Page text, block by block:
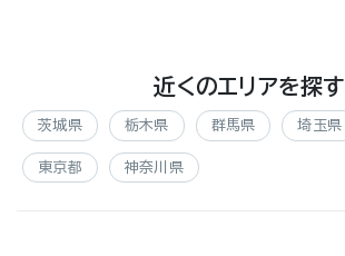
近くのエリアを探す
茨城県 栃木県 群馬県 埼玉県
東京都 神奈川県